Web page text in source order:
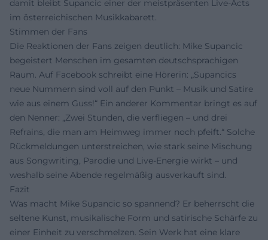
damit bleibt Supancic einer der meistpräsenten Live-Acts
im österreichischen Musikkabarett.
Stimmen der Fans
Die Reaktionen der Fans zeigen deutlich: Mike Supancic
begeistert Menschen im gesamten deutschsprachigen
Raum. Auf Facebook schreibt eine Hörerin: „Supancics
neue Nummern sind voll auf den Punkt – Musik und Satire
wie aus einem Guss!“ Ein anderer Kommentar bringt es auf
den Nenner: „Zwei Stunden, die verfliegen – und drei
Refrains, die man am Heimweg immer noch pfeift.“ Solche
Rückmeldungen unterstreichen, wie stark seine Mischung
aus Songwriting, Parodie und Live-Energie wirkt – und
weshalb seine Abende regelmäßig ausverkauft sind.
Fazit
Was macht Mike Supancic so spannend? Er beherrscht die
seltene Kunst, musikalische Form und satirische Schärfe zu
einer Einheit zu verschmelzen. Sein Werk hat eine klare